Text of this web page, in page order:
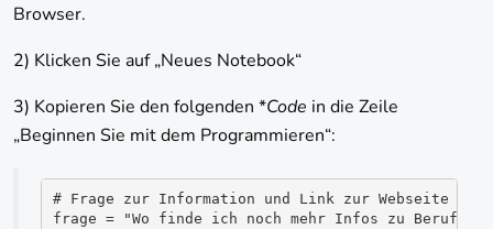
Browser.
2) Klicken Sie auf „Neues Notebook“
3) Kopieren Sie den folgenden *Code in die Zeile
„Beginnen Sie mit dem Programmieren“:
# Frage zur Information und Link zur Webseite
frage = "Wo finde ich noch mehr Infos zu Berufen